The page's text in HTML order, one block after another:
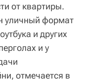
от квартиры.
уличный формат
и других
и у
отмечается в